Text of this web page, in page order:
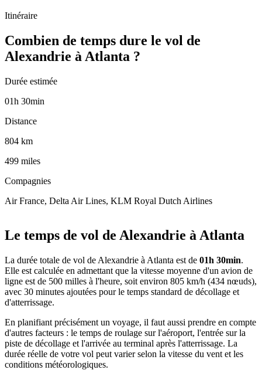
Itinéraire
Combien de temps dure le vol de
Alexandrie à Atlanta ?
Durée estimée
01h 30min
Distance
804 km
499 miles
Compagnies
Air France, Delta Air Lines, KLM Royal Dutch Airlines
+
Le temps de vol de Alexandrie à Atlanta
La durée totale de vol de Alexandrie à Atlanta est de 01h 30min.
Elle est calculée en admettant que la vitesse moyenne d'un avion de
ligne est de 500 milles à l'heure, soit environ 805 km/h (434 nœuds),
avec 30 minutes ajoutées pour le temps standard de décollage et
d'atterrissage.
En planifiant précisément un voyage, il faut aussi prendre en compte
d'autres facteurs : le temps de roulage sur l'aéroport, l'entrée sur la
piste de décollage et l'arrivée au terminal après l'atterrissage. La
durée réelle de votre vol peut varier selon la vitesse du vent et les
conditions météorologiques.